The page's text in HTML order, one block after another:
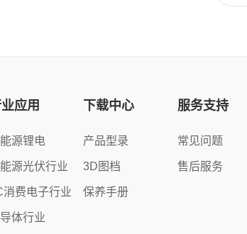
应用
源锂电
源光伏行业
消费电子行业
体行业
下载中心
产品型录
3D图档
保养手册
服务支持
常见问题
售后服务